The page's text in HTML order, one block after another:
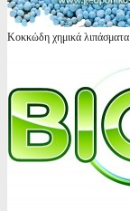
Κοκκώδη χημικά λιπάσματα